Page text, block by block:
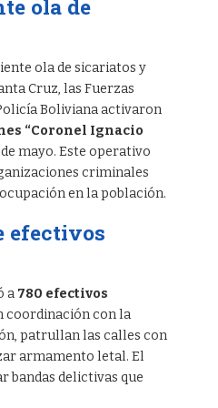
ola de
ola de sicariatos y
Cruz, las Fuerzas
Boliviana activaron
“Coronel Ignacio
mayo. Este operativo
criminales
en la población.
efectivos
a 780 efectivos
coordinación con la
patrullan las calles con
armamento letal. El
bandas delictivas que